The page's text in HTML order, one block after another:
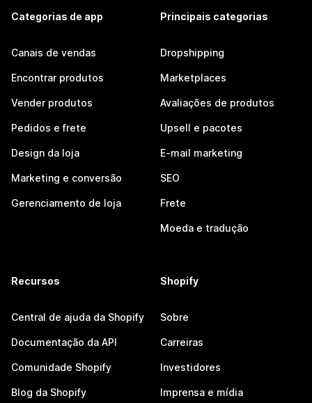
Categorias de app
Canais de vendas
Encontrar produtos
Vender produtos
Pedidos e frete
Design da loja
Marketing e conversão
Gerenciamento de loja
Principais categorias
Dropshipping
Marketplaces
Avaliações de produtos
Upsell e pacotes
E-mail marketing
SEO
Frete
Moeda e tradução
Recursos
Central de ajuda da Shopify
Documentação da API
Comunidade Shopify
Blog da Shopify
Shopify
Sobre
Carreiras
Investidores
Imprensa e mídia